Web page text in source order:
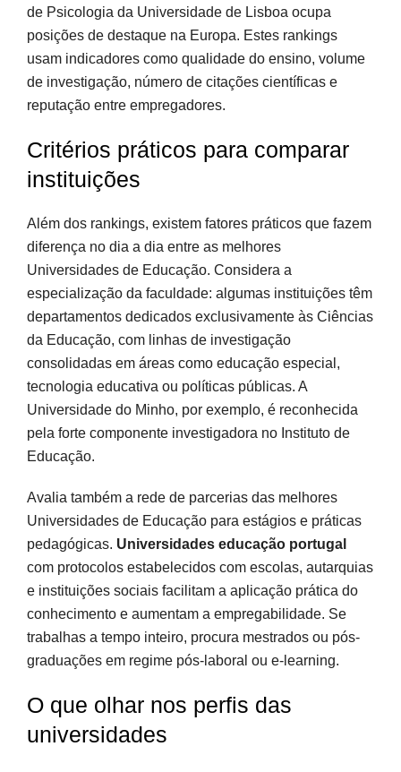
de Psicologia da Universidade de Lisboa ocupa
posições de destaque na Europa. Estes rankings
usam indicadores como qualidade do ensino, volume
de investigação, número de citações científicas e
reputação entre empregadores.
Critérios práticos para comparar
instituições
Além dos rankings, existem fatores práticos que fazem
diferença no dia a dia entre as melhores
Universidades de Educação. Considera a
especialização da faculdade: algumas instituições têm
departamentos dedicados exclusivamente às Ciências
da Educação, com linhas de investigação
consolidadas em áreas como educação especial,
tecnologia educativa ou políticas públicas. A
Universidade do Minho, por exemplo, é reconhecida
pela forte componente investigadora no Instituto de
Educação.
Avalia também a rede de parcerias das melhores
Universidades de Educação para estágios e práticas
pedagógicas. Universidades educação portugal
com protocolos estabelecidos com escolas, autarquias
e instituições sociais facilitam a aplicação prática do
conhecimento e aumentam a empregabilidade. Se
trabalhas a tempo inteiro, procura mestrados ou pós-
graduações em regime pós-laboral ou e-learning.
O que olhar nos perfis das
universidades